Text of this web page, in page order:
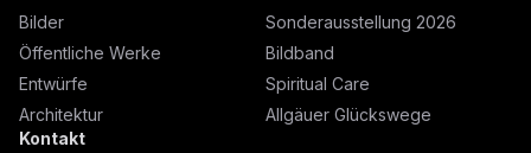
Bilder
Öffentliche Werke
Entwürfe
Architektur
Sonderausstellung 2026
Bildband
Spiritual Care
Allgäuer Glückswege
Kontakt